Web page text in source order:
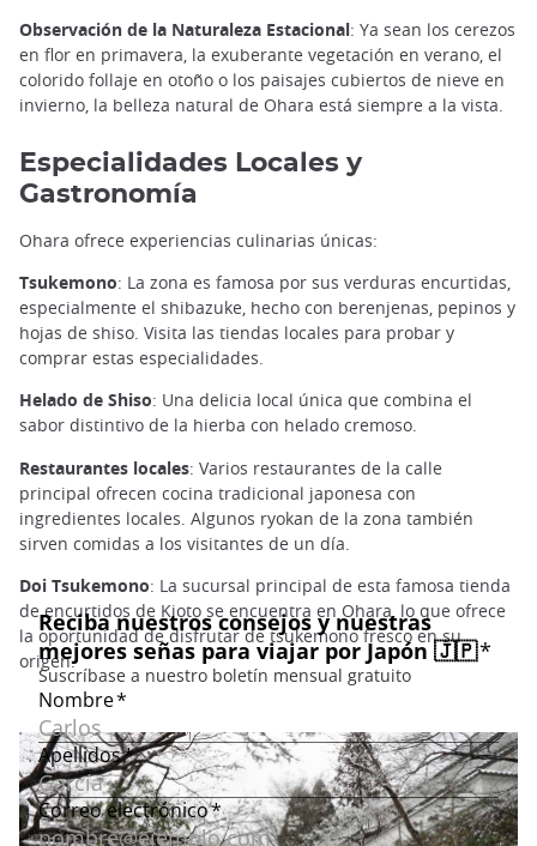
Observación de la Naturaleza Estacional: Ya sean los cerezos
en flor en primavera, la exuberante vegetación en verano, el
colorido follaje en otoño o los paisajes cubiertos de nieve en
invierno, la belleza natural de Ohara está siempre a la vista.
Especialidades Locales y
Gastronomía
Ohara ofrece experiencias culinarias únicas:
Tsukemono: La zona es famosa por sus verduras encurtidas,
especialmente el shibazuke, hecho con berenjenas, pepinos y
hojas de shiso. Visita las tiendas locales para probar y
comprar estas especialidades.
Helado de Shiso: Una delicia local única que combina el
sabor distintivo de la hierba con helado cremoso.
Restaurantes locales: Varios restaurantes de la calle
principal ofrecen cocina tradicional japonesa con
ingredientes locales. Algunos ryokan de la zona también
sirven comidas a los visitantes de un día.
Doi Tsukemono: La sucursal principal de esta famosa tienda
de encurtidos de Kioto se encuentra en Ohara, lo que ofrece
la oportunidad de disfrutar de tsukemono fresco en su
origen.